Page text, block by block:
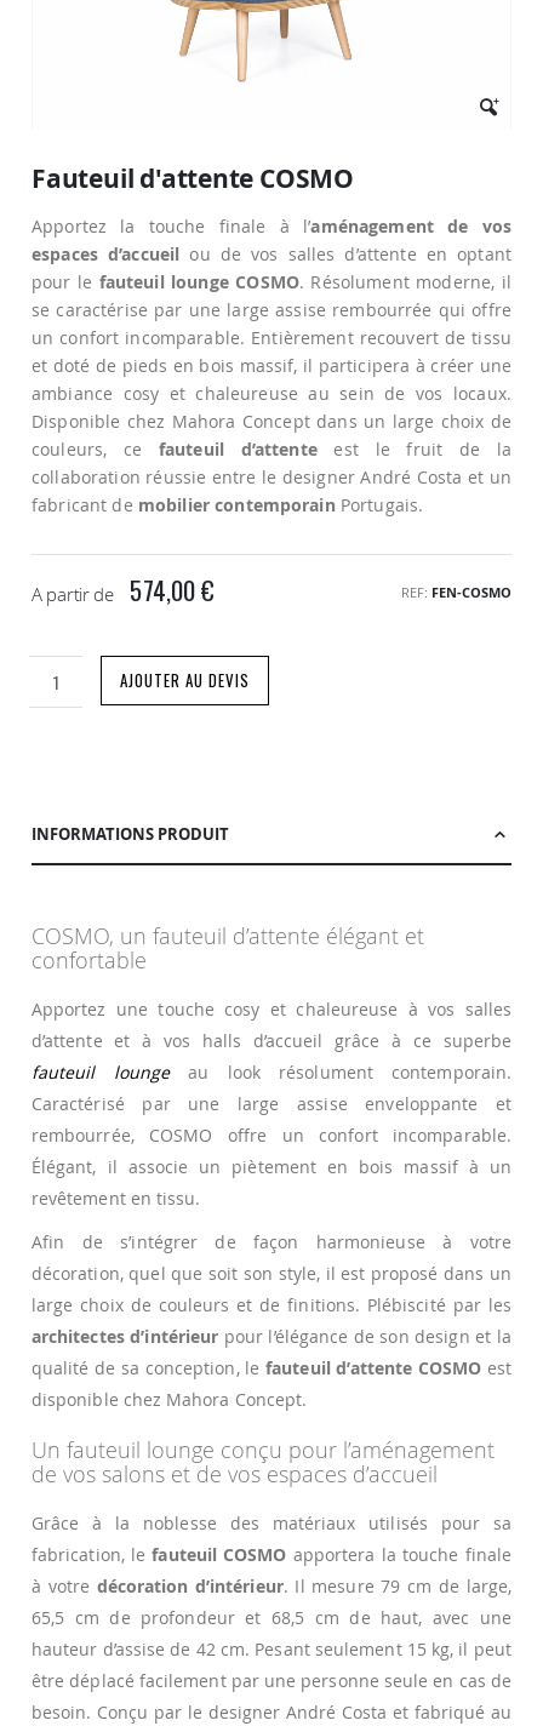
début
la
Galerie
d’images
Fauteuil d'attente COSMO
Apportez la touche finale à l’aménagement de vos
espaces d’accueil ou de vos salles d’attente en optant
pour le fauteuil lounge COSMO. Résolument moderne, il
se caractérise par une large assise rembourrée qui offre
un confort incomparable. Entièrement recouvert de tissu
et doté de pieds en bois massif, il participera à créer une
ambiance cosy et chaleureuse au sein de vos locaux.
Disponible chez Mahora Concept dans un large choix de
couleurs, ce fauteuil d’attenteest le fruit de la
collaboration réussie entre le designer André Costa et un
fabricant de mobilier contemporain Portugais.
A partir de 574,00 € REF FEN-COSMO
AJOUTER AU DEVIS
INFORMATIONS PRODUIT
COSMO, un fauteuil d’attente élégant et
confortable
Apportez une touche cosy et chaleureuse à vos salles
d’attente et à vos halls d’accueil grâce à ce superbe
fauteuil loungeau look résolument contemporain.
Caractérisé par une large assise enveloppante et
rembourrée, COSMO offre un confort incomparable.
Élégant, il associe un piètement en bois massif à un
revêtement en tissu.
Afin de s’intégrer de façon harmonieuse à votre
décoration, quel que soit son style, il est proposé dans un
large choix de couleurs et de finitions. Plébiscité par les
architectes d’intérieur pour l’élégance de son design et la
qualité de sa conception, lefauteuil d’attente COSMO est
disponible chez Mahora Concept.
Un fauteuil lounge conçu pour l’aménagement
de vos salons et de vos espaces d’accueil
Grâce à la noblesse des matériaux utilisés pour sa
fabrication, lefauteuil COSMO apportera la touche finale
à votre décoration d’intérieur. Il mesure 79 cm de large,
65,5 cm de profondeur et 68,5 cm de haut, avec une
hauteur d’assise de 42 cm. Pesant seulement 15 kg, il peut
être déplacé facilement par une personne seule en cas de
besoin. Conçu par le designer André Costa et fabriqué au